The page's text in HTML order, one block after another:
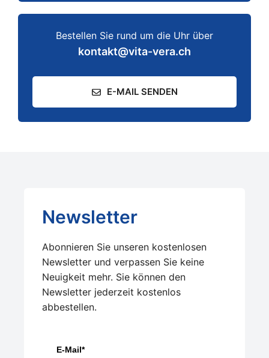
Bestellen Sie rund um die Uhr über
kontakt@vita-vera.ch
E-MAIL SENDEN
Newsletter
Abonnieren Sie unseren kostenlosen
Newsletter und verpassen Sie keine
Neuigkeit mehr. Sie können den
Newsletter jederzeit kostenlos
abbestellen.
E-Mail*